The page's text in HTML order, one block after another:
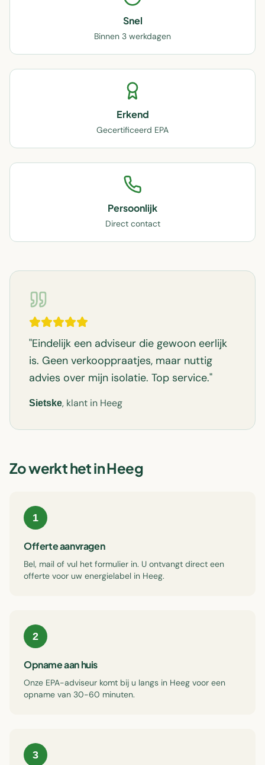
Snel
Binnen 3 werkdagen
Erkend
Gecertificeerd EPA
Persoonlijk
Direct contact
"Eindelijk een adviseur die gewoon eerlijk
is. Geen verkooppraatjes, maar nuttig
advies over mijn isolatie. Top service."
Sietske, klant in Heeg
Zo werkt het inHeeg
1
Offerte aanvragen
Bel, mail of vul het formulier in. U ontvangt direct een
offerte voor uw energielabel in Heeg.
2
Opname aan huis
Onze EPA-adviseur komt bij u langs in Heeg voor een
opname van 30-60 minuten.
3